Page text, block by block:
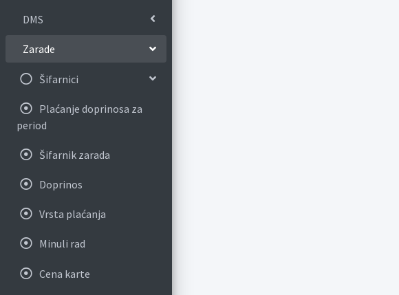
DMS
Zarade
Šifarnici
Plaćanje doprinosa za
period
Šifarnik zarada
Doprinos
Vrsta plaćanja
Minuli rad
Cena karte